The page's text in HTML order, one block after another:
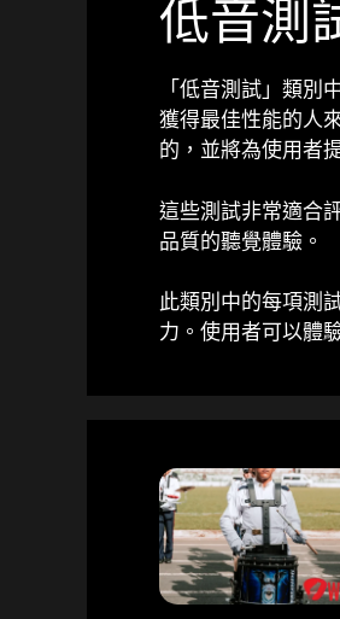
低音測
「低音測試」類
獲得最佳性能的人
的，並將為使用者
這些測試非常適合
品質的聽覺體驗。
此類別中的每項測
力。使用者可以體